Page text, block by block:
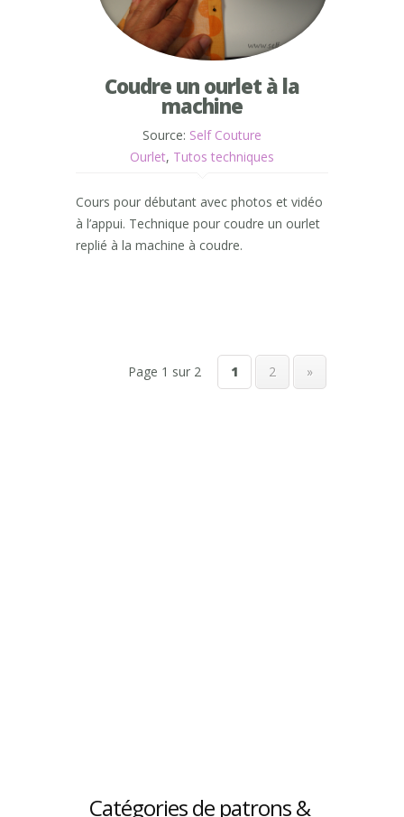
Coudre un ourlet à la
machine
Source: Self Couture
Ourlet, Tutos techniques
Cours pour débutant avec photos et vidéo
à l’appui. Technique pour coudre un ourlet
replié à la machine à coudre.
Page 1 sur 2 1 2 »
Catégories de patrons &